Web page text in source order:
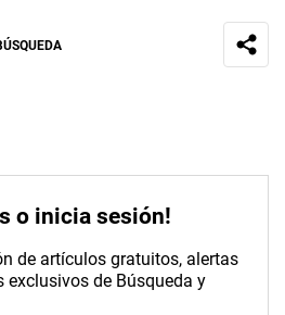
o inicia sesión!
de artículos gratuitos, alertas
exclusivos de Búsqueda y